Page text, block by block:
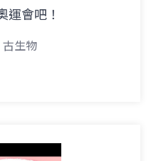
運會吧！
古生物